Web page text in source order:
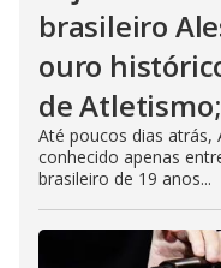
brasileiro
ouro
de
Até poucos dias atrás,
conhecido apenas
brasileiro de 19 anos...